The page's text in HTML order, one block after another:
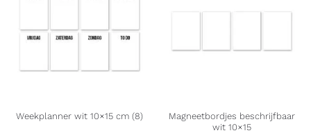
Weekplanner wit 10×15 cm (8)
Magneetbordjes beschrijfbaar
wit 10×15